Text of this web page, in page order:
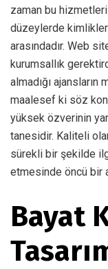
zaman bu
düzeylerde
arasındadır. Web
kurumsallık
almadığı
maalesef ki söz
yüksek özverinin
tanesidir. Kaliteli
sürekli bir şekilde
etmesinde öncü bir
Bayat